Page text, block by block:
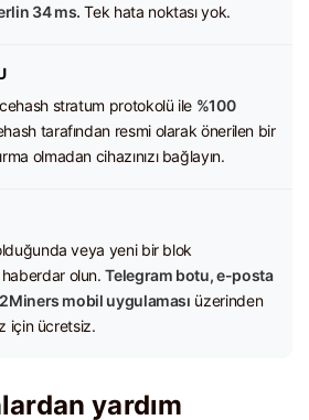
34 ms. Tek hata noktası yok.
stratum protokolü ile %100
tarafından resmi olarak önerilen bir
olmadan cihazınızı bağlayın.
veya yeni bir blok
haberdar olun.Telegram botu, e-posta
2Miners mobil uygulaması üzerinden
için ücretsiz.
yardım